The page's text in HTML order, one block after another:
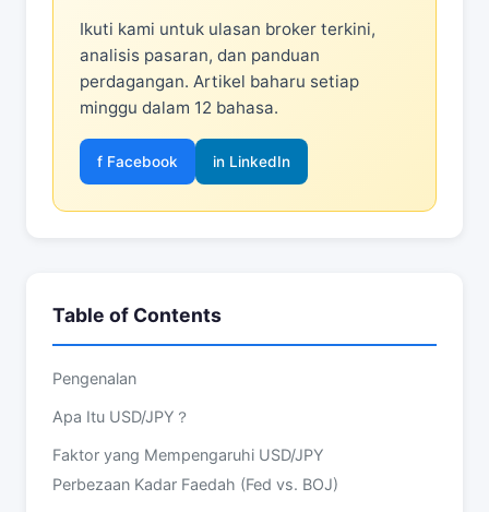
Ikuti kami untuk ulasan broker terkini,
analisis pasaran, dan panduan
perdagangan. Artikel baharu setiap
minggu dalam 12 bahasa.
f Facebook in LinkedIn
Table of Contents
Pengenalan
Apa Itu USD/JPY？
Faktor yang Mempengaruhi USD/JPY
Perbezaan Kadar Faedah (Fed vs. BOJ)